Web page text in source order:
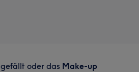
oder das Make-up